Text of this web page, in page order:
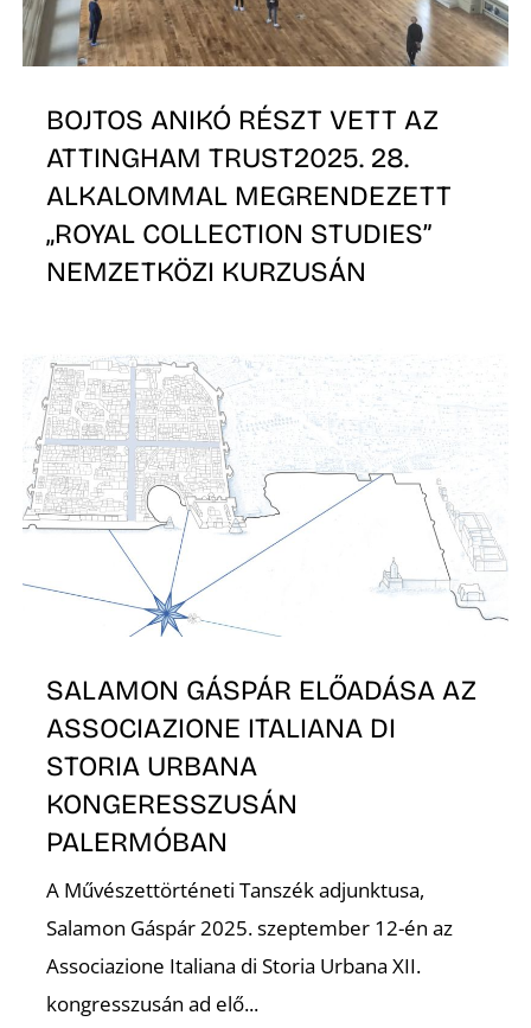
BOJTOS ANIKÓ RÉSZT VETT AZ
ATTINGHAM TRUST2025. 28.
ALKALOMMAL MEGRENDEZETT
„ROYAL COLLECTION STUDIES”
NEMZETKÖZI KURZUSÁN
SALAMON GÁSPÁR ELŐADÁSA AZ
ASSOCIAZIONE ITALIANA DI
STORIA URBANA
KONGERESSZUSÁN
PALERMÓBAN
A Művészettörténeti Tanszék adjunktusa,
Salamon Gáspár 2025. szeptember 12-én az
Associazione Italiana di Storia Urbana XII.
kongresszusán ad elő...